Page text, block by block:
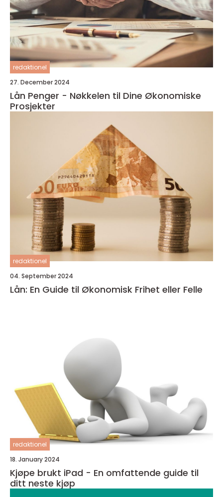
redaktionel
27. December 2024
Lån Penger - Nøkkelen til Dine Økonomiske
Prosjekter
redaktionel
04. September 2024
Lån: En Guide til Økonomisk Frihet eller Felle
redaktionel
18. January 2024
Kjøpe brukt iPad - En omfattende guide til
ditt neste kjøp